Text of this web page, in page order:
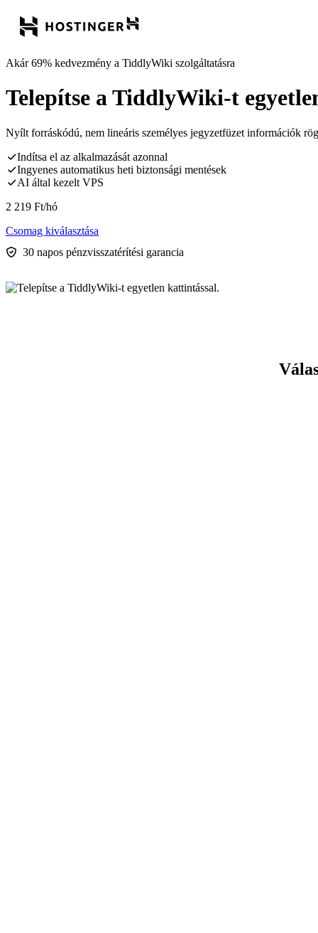
Akár 69% kedvezmény a TiddlyWiki szolgáltatásra
Telepítse a TiddlyWiki-t
Nyílt forráskódú, nem lineáris személyes jegyzetfüzet információk
Indítsa el az alkalmazását azonnal
Ingyenes automatikus heti biztonsági mentések
AI által kezelt VPS
2 219 Ft/hó
Csomag kiválasztása
30 napos pénzvisszatérítési garancia